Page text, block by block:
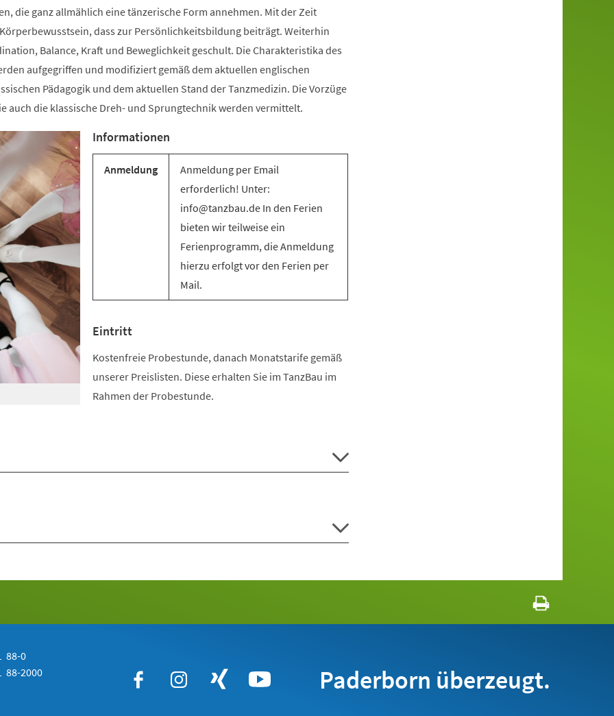
die ganz allmählich eine tänzerische Form annehmen. Mit der Zeit
dass zur Persönlichkeitsbildung beiträgt. Weiterhin
Balance, Kraft und Beweglichkeit geschult. Die Charakteristika des
aufgegriffen und modifiziert gemäß dem aktuellen englischen
Pädagogik und dem aktuellen Stand der Tanzmedizin. Die Vorzüge
auch die klassische Dreh- und Sprungtechnik werden vermittelt.
Informationen
Anmeldung
Anmeldung per Email
erforderlich! Unter:
info@tanzbau.de In den Ferien
bieten wir teilweise ein
Ferienprogramm, die Anmeldung
hierzu erfolgt vor den Ferien per
Mail.
Eintritt
Kostenfreie Probestunde, danach Monatstarife gemäß
unserer Preislisten. Diese erhalten Sie im TanzBau im
Rahmen der Probestunde.
88-0
88-2000 Paderborn überzeugt.